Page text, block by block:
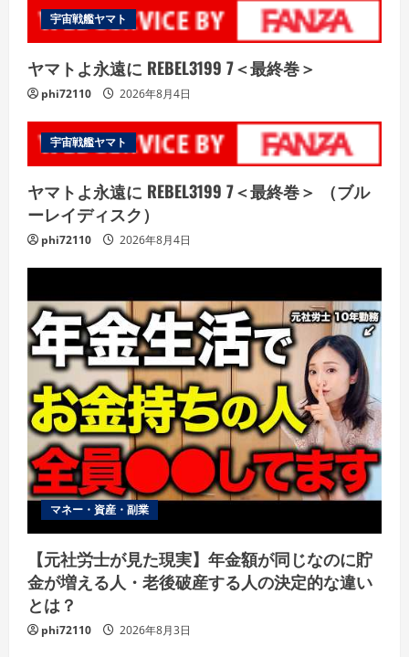
宇宙戦艦ヤマト
ヤマトよ永遠に REBEL3199 7＜最終巻＞
phi72110 2026年8月4日
宇宙戦艦ヤマト
ヤマトよ永遠に REBEL3199 7＜最終巻＞ （ブル
ーレイディスク）
phi72110 2026年8月4日
マネー・資産・副業
【元社労士が見た現実】年金額が同じなのに貯
金が増える人・老後破産する人の決定的な違い
とは？
phi72110 2026年8月3日